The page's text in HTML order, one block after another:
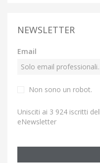
NEWSLETTER
Email
Non sono un robot.
Unisciti ai 3 924 iscritti
eNewsletter